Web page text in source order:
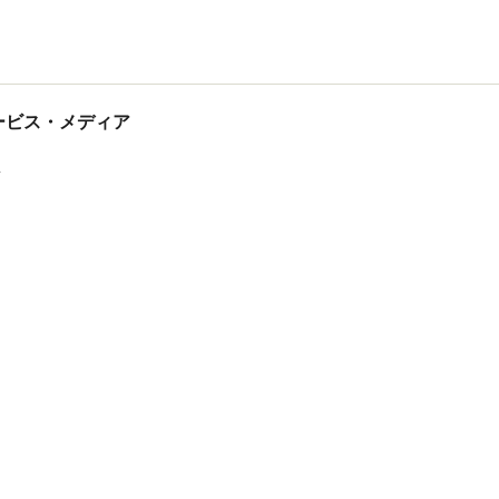
ス・メディア